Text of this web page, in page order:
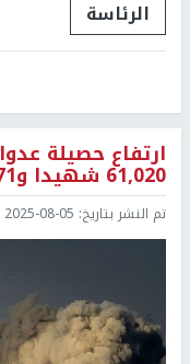
الرئاسة
ارتفاع حصيلة
61,020 شهيدا و150,671 مصابا
تم النشر بتاريخ: 2025-08-05 13:37